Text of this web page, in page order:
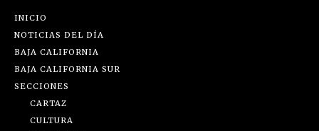
INICIO
NOTICIAS DEL DÍA
BAJA CALIFORNIA
BAJA CALIFORNIA SUR
SECCIONES
CARTAZ
CULTURA